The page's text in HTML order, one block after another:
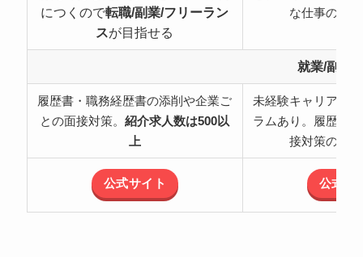
につくので転職/副業/フリーラン
スが目指せる
な仕事の可
就業/副業
履歴書・職務経歴書の添削や企業ご
との面接対策。紹介求人数は500以
上
未経験キャリアチ
ラムあり。履歴書
接対策のサ
公式サイト 公式サ